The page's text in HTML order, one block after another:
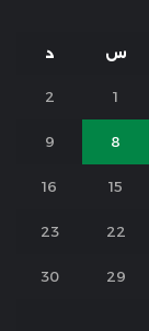
س د
1
2
8
9
15
16
22
23
29
30